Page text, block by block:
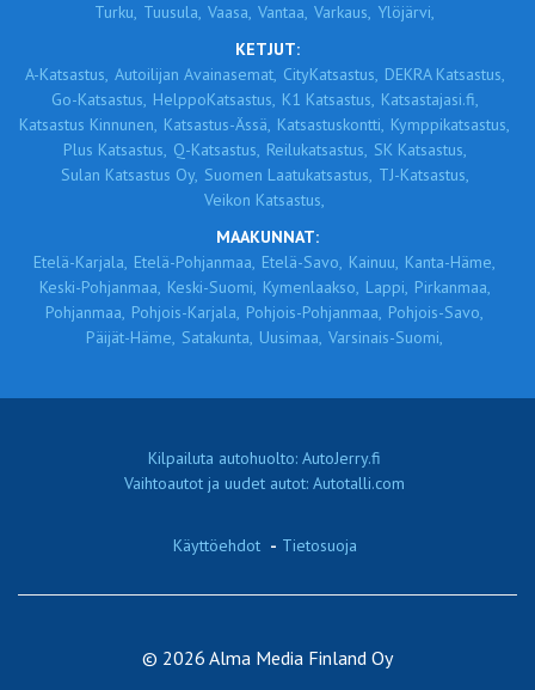
Turku, Tuusula, Vaasa, Vantaa, Varkaus, Ylöjärvi,
KETJUT:
A-Katsastus, Autoilijan Avainasemat, CityKatsastus, DEKRA Katsastus,
Go-Katsastus, HelppoKatsastus, K1 Katsastus, Katsastajasi.fi,
Katsastus Kinnunen, Katsastus-Ässä, Katsastuskontti, Kymppikatsastus,
Plus Katsastus, Q-Katsastus, Reilukatsastus, SK Katsastus,
Sulan Katsastus Oy, Suomen Laatukatsastus, TJ-Katsastus,
Veikon Katsastus,
MAAKUNNAT:
Etelä-Karjala, Etelä-Pohjanmaa, Etelä-Savo, Kainuu, Kanta-Häme,
Keski-Pohjanmaa, Keski-Suomi, Kymenlaakso, Lappi, Pirkanmaa,
Pohjanmaa, Pohjois-Karjala, Pohjois-Pohjanmaa, Pohjois-Savo,
Päijät-Häme, Satakunta, Uusimaa, Varsinais-Suomi,
Kilpailuta autohuolto: AutoJerry.fi
Vaihtoautot ja uudet autot: Autotalli.com
Käyttöehdot - Tietosuoja
© 2026 Alma Media Finland Oy